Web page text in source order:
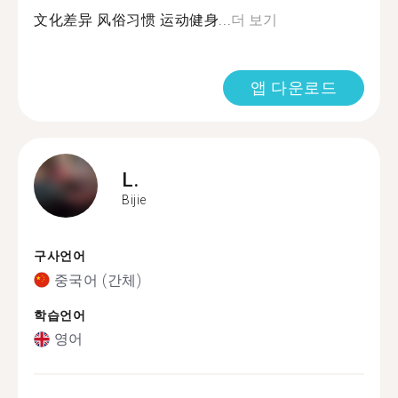
文化差异 风俗习惯 运动健身...더 보기
앱 다운로드
L.
Bijie
구사언어
중국어 (간체)
학습언어
영어